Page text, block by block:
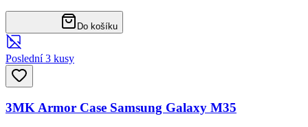
Do košíku
Poslední 3 kusy
3MK Armor Case Samsung Galaxy M35